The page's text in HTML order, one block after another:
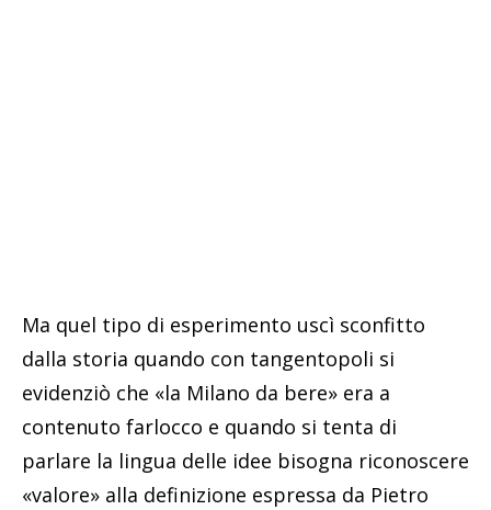
Ma quel tipo di esperimento uscì sconfitto
dalla storia quando con tangentopoli si
evidenziò che «la Milano da bere» era a
contenuto farlocco e quando si tenta di
parlare la lingua delle idee bisogna riconoscere
«valore» alla definizione espressa da Pietro